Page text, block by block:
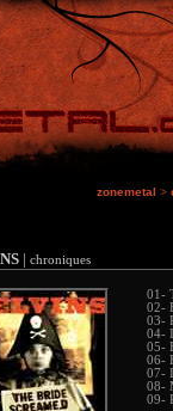
zonemetal >
| chroniques
01-
02-
03-
04-
05-
06-
07-
08-
09-